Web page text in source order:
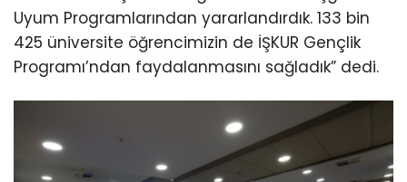
Uyum Programlarından yararlandırdık. 133 bin
425 üniversite öğrencimizin de İŞKUR Gençlik
Programı’ndan faydalanmasını sağladık” dedi.